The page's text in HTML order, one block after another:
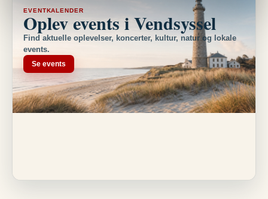
EVENTKALENDER
Oplev events i Vendsyssel
Find aktuelle oplevelser, koncerter, kultur, natur og lokale
events.
Se events